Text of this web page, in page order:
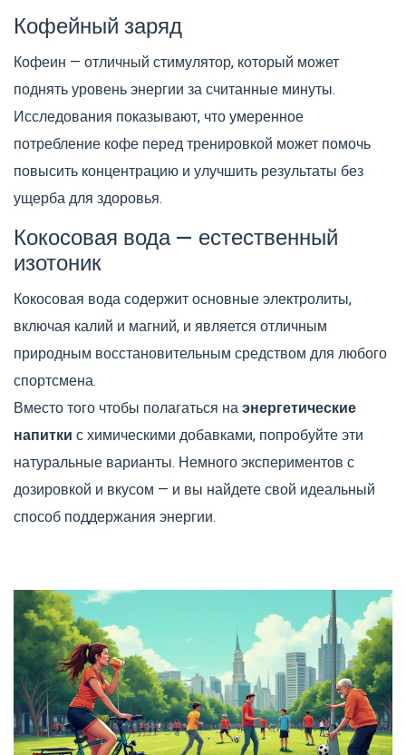
Кофейный заряд
Кофеин — отличный стимулятор, который может
поднять уровень энергии за считанные минуты.
Исследования показывают, что умеренное
потребление кофе перед тренировкой может помочь
повысить концентрацию и улучшить результаты без
ущерба для здоровья.
Кокосовая вода — естественный
изотоник
Кокосовая вода содержит основные электролиты,
включая калий и магний, и является отличным
природным восстановительным средством для любого
спортсмена.
Вместо того чтобы полагаться наэнергетические
напитки с химическими добавками, попробуйте эти
натуральные варианты. Немного экспериментов с
дозировкой и вкусом — и вы найдете свой идеальный
способ поддержания энергии.